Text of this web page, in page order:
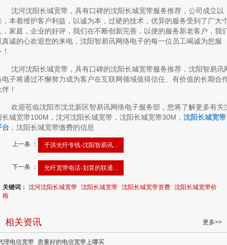
沈河沈阳长城宽带，具有口碑的沈阳长城宽带服务推荐，公司成立以
，本着维护客户利益，以诚为本，过硬的技术，优异的服务受到了广大
，家庭，企业的好评，我们在不断创新完善，以便的服务新老客户，我
真诚的心欢迎您的来电，沈阳智易讯网络电子的每一位员工竭诚为您服
沈河沈阳长城宽带，具有口碑的沈阳长城宽带服务推荐，沈阳智易讯
电子将通过不懈努力成为客户在互联网领域值得信任、有价值的长期合
！
欢迎莅临沈阳市沈北新区智易讯网络电子服务部，您将了解更多有关
长城宽带100M，沈河沈阳长城宽带，沈阳长城宽带30M， 沈阳长城宽带
台 ，沈阳长城宽带缴费的信息
上一条 ： 于洪光纤专线-沈阳智易讯...
下一条 ： 光纤宽带电话-划算的联通...
关键词： 沈河沈阳长城宽带 沈阳长城宽带 沈阳长城宽带资费
沈阳长城宽带价
格
相关资讯 更多>>
理电信宽带_质量好的电信宽带上哪买